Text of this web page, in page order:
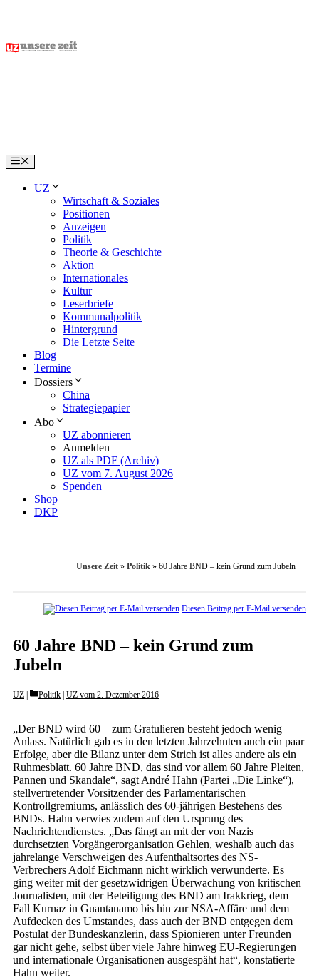
content
Menu
UZ
Wirtschaft & Soziales
Positionen
Anzeigen
Politik
Theorie & Geschichte
Aktion
Internationales
Kultur
Leserbriefe
Kommunalpolitik
Hintergrund
Die Letzte Seite
Blog
Termine
Dossiers
China
Strategiepapier
Abo
UZ abonnieren
Anmelden
UZ als PDF (Archiv)
UZ vom 7. August 2026
Spenden
Shop
DKP
Unsere Zeit » Politik » 60 Jahre BND – kein Grund zum Jubeln
Diesen Beitrag per E-Mail versenden
60 Jahre BND – kein Grund zum
Jubeln
UZ Categories
Politik UZ vom 2. Dezember 2016
„Der BND wird 60 – zum Gratulieren besteht jedoch wenig
Anlass. Natürlich gab es in den letzten Jahrzehnten auch ein paar
Erfolge, aber die Bilanz unter dem Strich ist alles andere als ein
Ruhmesblatt. 60 Jahre BND, das sind vor allem 60 Jahre Pleiten,
Pannen und Skandale“, sagt André Hahn (Partei „Die Linke“),
stellvertretender Vorsitzender des Parlamentarischen
Kontrollgremiums, anlässlich des 60-jährigen Bestehens des
BNDs. Hahn verwies zudem auf den Ursprung des
Nachrichtendienstes. „Das fängt an mit der von Nazis
durchsetzten Vorgängerorganisation Gehlen, weshalb auch das
jahrelange Verschweigen des Aufenthaltsortes des NS-
Verbrechers Adolf Eichmann nicht wirklich verwunderte. Es
ging weiter mit der gesetzwidrigen Überwachung von kritischen
Journalisten, mit der Beteiligung des BND am Irakkrieg, dem
Fall Kurnaz in Guantanamo bis hin zur NSA-Affäre und dem
Aufdecken des Umstandes, dass auch der BND entgegen dem
Postulat der Bundeskanzlerin, dass Spionieren unter Freunden
gar nicht gehe, selbst über viele Jahre hinweg EU-Regierungen
und internationale Organisationen ausgespäht hat“, konstatierte
Hahn weiter.